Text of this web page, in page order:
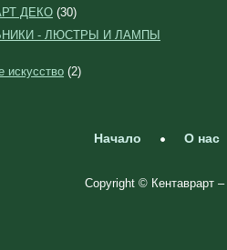
ДЕКО (30)
- ЛЮСТРЫ И ЛАМПЫ
искусство (2)
Начало О нас
Copyright © Кентаврарт –